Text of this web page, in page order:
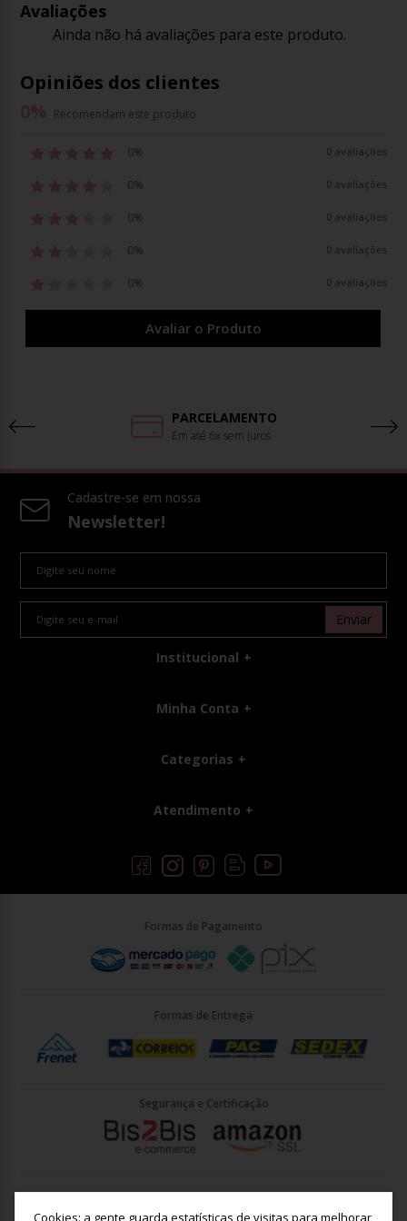
Cookies: a gente guarda estatísticas de visitas para melhorar
Avaliações
Ainda não há avaliações para este produto.
Opiniões dos clientes
Recomendam este produto
0% 0 avaliações
0% 0 avaliações
0% 0 avaliações
0% 0 avaliações
0% 0 avaliações
Avaliar o Produto
PARCELAMENTO
Em até 6x sem juros
Cadastre-se em nossa
Newsletter!
Enviar
Institucional
Minha Conta
Categorias
Atendimento
Formas de Pagamento
Formas de Entrega
Segurança e Certificação
João José Rodrigues 21, Jundiaí - SP - CEP: 13201-001